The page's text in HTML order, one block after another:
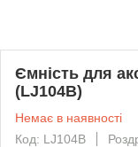
Ємність для
(LJ104B)
Немає в наявності
Код: LJ104B